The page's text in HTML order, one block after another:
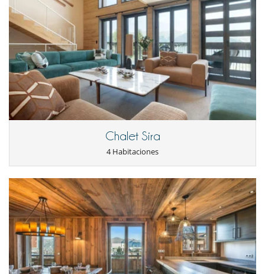
Acceso a internet (wifi)
Calentadores de botas
Ski room
TV
Para su comodidad y agrado
Chimenea
Estudio
Salón
Secador
Chalet Sira
4 Habitaciones